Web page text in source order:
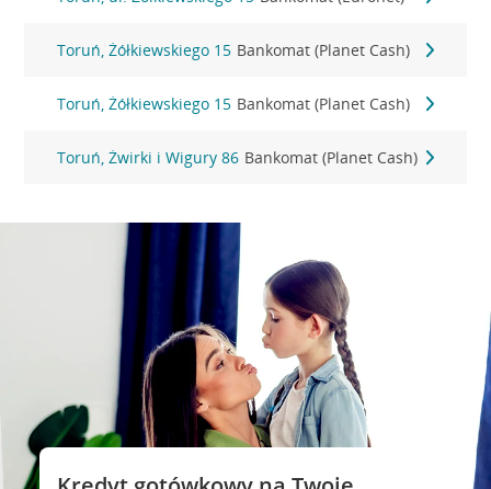
Toruń, Żółkiewskiego 15 Bankomat (Planet Cash)
Toruń, Żółkiewskiego 15 Bankomat (Planet Cash)
Toruń, Żwirki i Wigury 86 Bankomat (Planet Cash)